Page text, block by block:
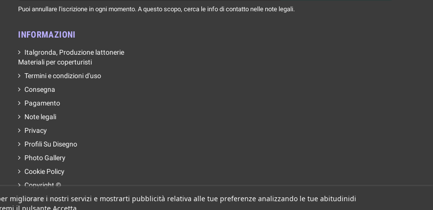
Puoi annullare l'iscrizione in ogni momento. A questo scopo, cerca le info di contatto nelle note legali.
INFORMAZIONI
Italgronda, Produzione lattonerie
Materiali per coperturisti
Termini e condizioni d'uso
Consegna
Pagamento
Note legali
Privacy
Profili Su Disegno
Photo Gallery
Cookie Policy
Copyright ©
Contattaci
migliorare i nostri servizi e mostrarti pubblicità relativa alle tue preferenze analizzando le tue abitudinidi